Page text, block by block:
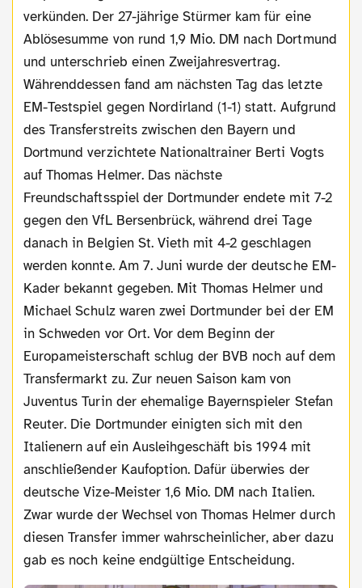
verkünden. Der 27-jährige Stürmer kam für eine
Ablösesumme von rund 1,9 Mio. DM nach Dortmund
und unterschrieb einen Zweijahresvertrag.
Währenddessen fand am nächsten Tag das letzte
EM-Testspiel gegen Nordirland (1-1) statt. Aufgrund
des Transferstreits zwischen den Bayern und
Dortmund verzichtete Nationaltrainer Berti Vogts
auf Thomas Helmer. Das nächste
Freundschaftsspiel der Dortmunder endete mit 7-2
gegen den VfL Bersenbrück, während drei Tage
danach in Belgien St. Vieth mit 4-2 geschlagen
werden konnte. Am 7. Juni wurde der deutsche EM-
Kader bekannt gegeben. Mit Thomas Helmer und
Michael Schulz waren zwei Dortmunder bei der EM
in Schweden vor Ort. Vor dem Beginn der
Europameisterschaft schlug der BVB noch auf dem
Transfermarkt zu. Zur neuen Saison kam von
Juventus Turin der ehemalige Bayernspieler Stefan
Reuter. Die Dortmunder einigten sich mit den
Italienern auf ein Ausleihgeschäft bis 1994 mit
anschließender Kaufoption. Dafür überwies der
deutsche Vize-Meister 1,6 Mio. DM nach Italien.
Zwar wurde der Wechsel von Thomas Helmer durch
diesen Transfer immer wahrscheinlicher, aber dazu
gab es noch keine endgültige Entscheidung.